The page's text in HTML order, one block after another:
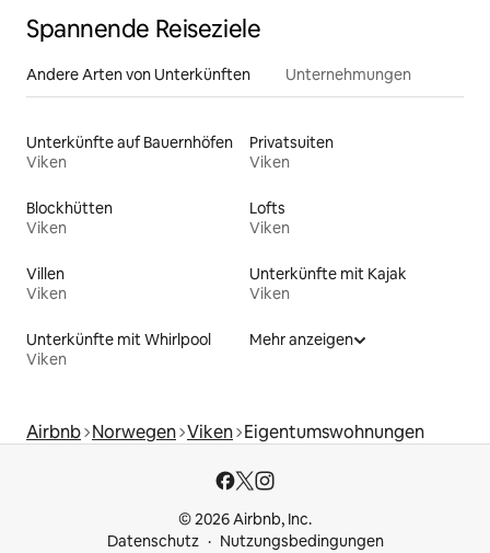
Spannende Reiseziele
Andere Arten von Unterkünften Unternehmungen
Unterkünfte auf Bauernhöfen
Viken
Privatsuiten
Viken
Blockhütten
Viken
Lofts
Viken
Villen
Viken
Unterkünfte mit Kajak
Viken
Unterkünfte mit Whirlpool
Viken
Mehr anzeigen
Airbnb Norwegen Viken Eigentumswohnungen
© 2026 Airbnb, Inc.
Datenschutz
Nutzungsbedingungen